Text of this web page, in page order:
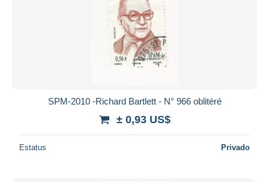
SPM-2010 -Richard Bartlett - N° 966 oblitéré
± 0,93 US$
Estatus Privado